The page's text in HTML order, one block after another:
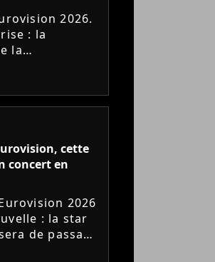
2026.
: la
la
pas une
cette
concert en
2026
: la star
de passage